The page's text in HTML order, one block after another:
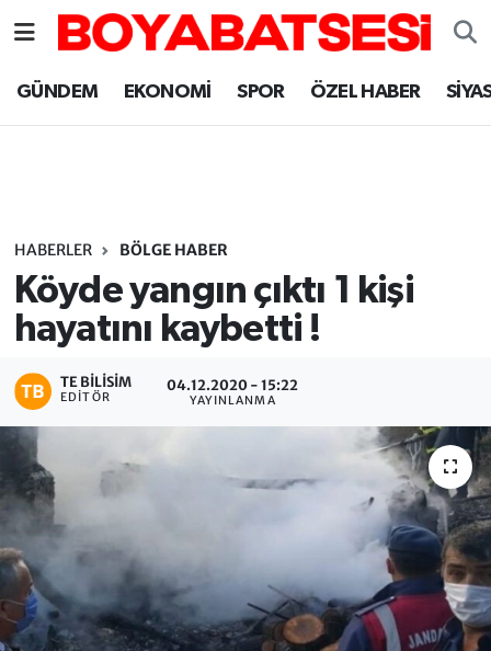
GÜNDEM EKONOMİ SPOR ÖZEL HABER
HABERLER BÖLGE HABER
Köyde yangın çıktı 1 kişi
hayatını kaybetti !
TE BILISIM
EDITÖR
04.12.2020 - 15:22
YAYINLANMA
Sinop Nöbetçi Eczaneler
Sinop Trafik Yoğunluk Haritası
Süper Lig Puan Durumu ve Fikstür
Haber Arşivi